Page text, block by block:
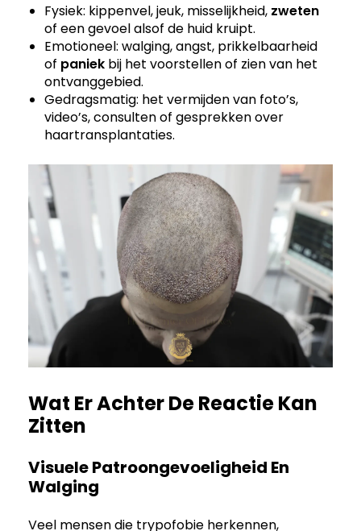
Fysiek: kippenvel, jeuk, misselijkheid, zweten
of een gevoel alsof de huid kruipt.
Emotioneel: walging, angst, prikkelbaarheid
of paniek bij het voorstellen of zien van het
ontvanggebied.
Gedragsmatig: het vermijden van foto’s,
video’s, consulten of gesprekken over
haartransplantaties.
Wat Er Achter De Reactie Kan
Zitten
Visuele Patroongevoeligheid En
Walging
Veel mensen die trypofobie herkennen,